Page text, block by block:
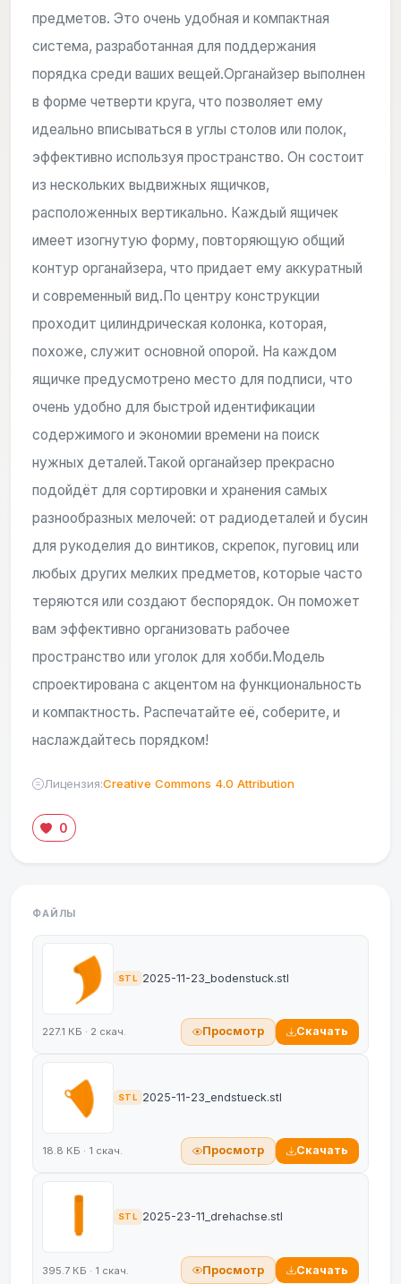
предметов. Это очень удобная и компактная
система, разработанная для поддержания
порядка среди ваших вещей.Органайзер выполнен
в форме четверти круга, что позволяет ему
идеально вписываться в углы столов или полок,
эффективно используя пространство. Он состоит
из нескольких выдвижных ящичков,
расположенных вертикально. Каждый ящичек
имеет изогнутую форму, повторяющую общий
контур органайзера, что придает ему аккуратный
и современный вид.По центру конструкции
проходит цилиндрическая колонка, которая,
похоже, служит основной опорой. На каждом
ящичке предусмотрено место для подписи, что
очень удобно для быстрой идентификации
содержимого и экономии времени на поиск
нужных деталей.Такой органайзер прекрасно
подойдёт для сортировки и хранения самых
разнообразных мелочей: от радиодеталей и бусин
для рукоделия до винтиков, скрепок, пуговиц или
любых других мелких предметов, которые часто
теряются или создают беспорядок. Он поможет
вам эффективно организовать рабочее
пространство или уголок для хобби.Модель
спроектирована с акцентом на функциональность
и компактность. Распечатайте её, соберите, и
наслаждайтесь порядком!
Лицензия:Creative Commons 4.0 Attribution
0
ФАЙЛЫ
STL 2025-11-23_bodenstuck.stl
227.1 КБ · 2 скач. Просмотр Скачать
STL 2025-11-23_endstueck.stl
18.8 КБ · 1 скач. Просмотр Скачать
STL 2025-23-11_drehachse.stl
395.7 КБ · 1 скач. Просмотр Скачать